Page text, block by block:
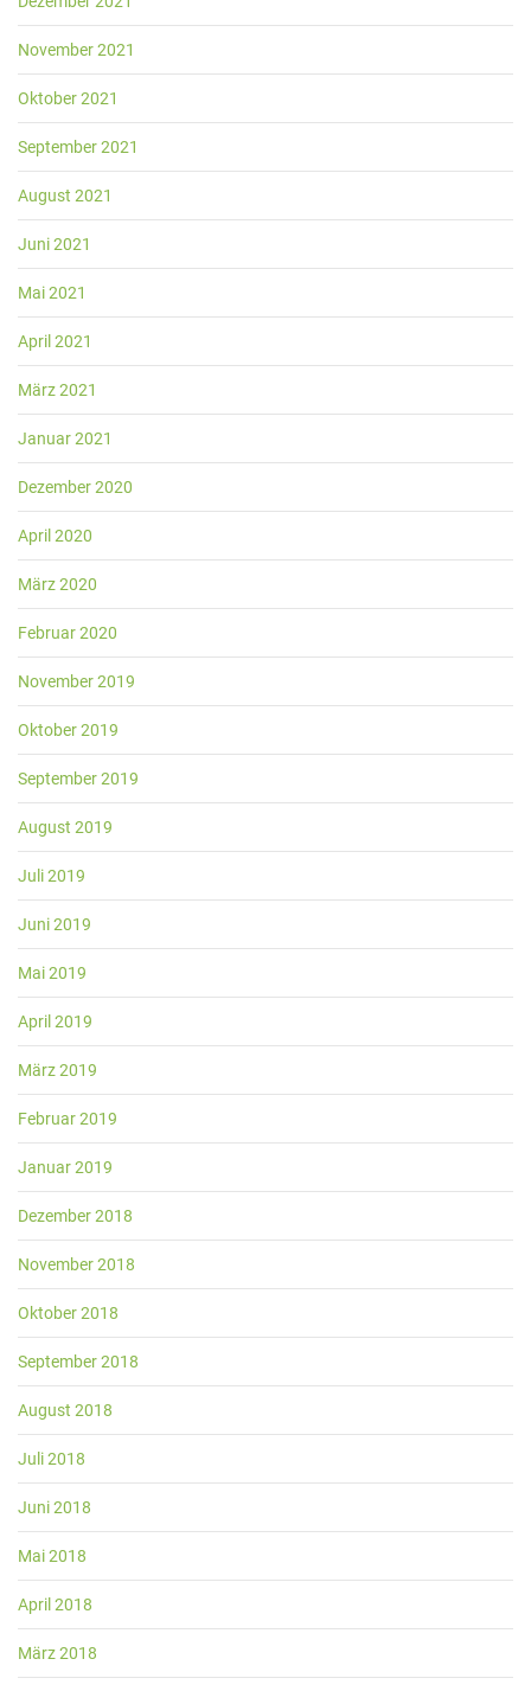
November 2021
Oktober 2021
September 2021
August 2021
Juni 2021
Mai 2021
April 2021
März 2021
Januar 2021
Dezember 2020
April 2020
März 2020
Februar 2020
November 2019
Oktober 2019
September 2019
August 2019
Juli 2019
Juni 2019
Mai 2019
April 2019
März 2019
Februar 2019
Januar 2019
Dezember 2018
November 2018
Oktober 2018
September 2018
August 2018
Juli 2018
Juni 2018
Mai 2018
April 2018
März 2018